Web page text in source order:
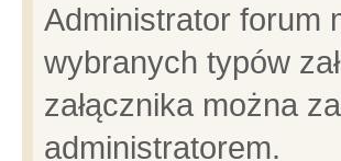
Administrator forum
wybranych typów
załącznika można
administratorem.